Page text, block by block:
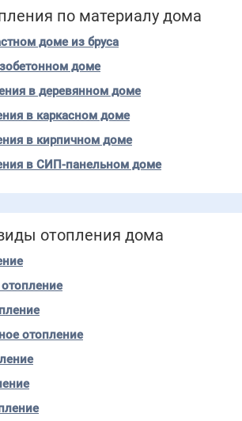
по материалу дома
доме из бруса
доме
в деревянном доме
в каркасном доме
в кирпичном доме
в СИП-панельном доме
отопления дома
отопление